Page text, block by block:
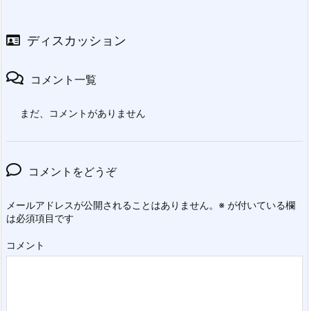
ディスカッション
コメント一覧
まだ、コメントがありません
コメントをどうぞ
メールアドレスが公開されることはありません。 ※ が付いている欄
は必須項目です
コメント